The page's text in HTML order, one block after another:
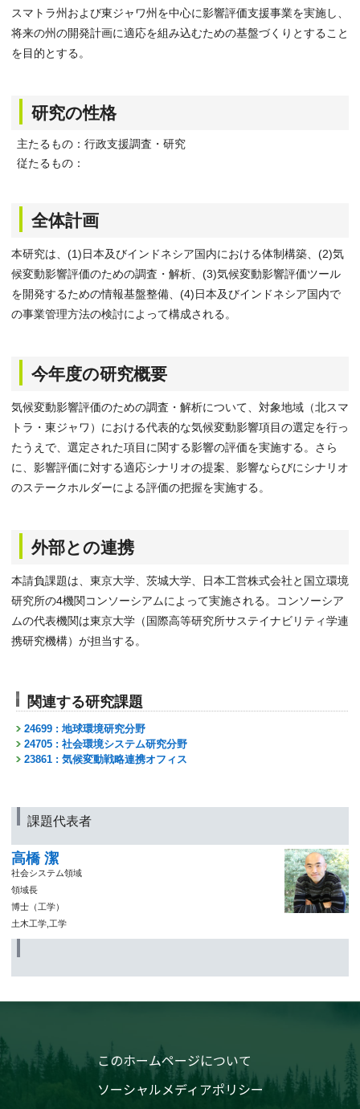
スマトラ州および東ジャワ州を中心に影響評価支援事業を実施し、
将来の州の開発計画に適応を組み込むための基盤づくりとすること
を目的とする。
研究の性格
主たるもの：行政支援調査・研究
従たるもの：
全体計画
本研究は、(1)日本及びインドネシア国内における体制構築、(2)気
候変動影響評価のための調査・解析、(3)気候変動影響評価ツール
を開発するための情報基盤整備、(4)日本及びインドネシア国内で
の事業管理方法の検討によって構成される。
今年度の研究概要
気候変動影響評価のための調査・解析について、対象地域（北スマ
トラ・東ジャワ）における代表的な気候変動影響項目の選定を行っ
たうえで、選定された項目に関する影響の評価を実施する。さら
に、影響評価に対する適応シナリオの提案、影響ならびにシナリオ
のステークホルダーによる評価の把握を実施する。
外部との連携
本請負課題は、東京大学、茨城大学、日本工営株式会社と国立環境
研究所の4機関コンソーシアムによって実施される。コンソーシア
ムの代表機関は東京大学（国際高等研究所サステイナビリティ学連
携研究機構）が担当する。
関連する研究課題
24699 : 地球環境研究分野
24705 : 社会環境システム研究分野
23861 : 気候変動戦略連携オフィス
課題代表者
高橋 潔
社会システム領域
領域長
博士（工学）
土木工学,工学
このホームページについて
ソーシャルメディアポリシー